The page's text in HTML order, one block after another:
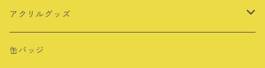
バッグ
その他
定規
シール・ステッカー
アクリルグッズ
キーホルダー
缶バッジ